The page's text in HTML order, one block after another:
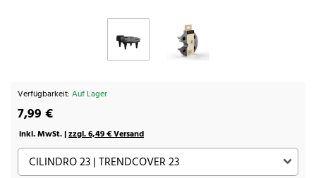
Verfügbarkeit: Auf Lager
7,99 €
inkl. MwSt. |zzgl. 6,49 € Versand